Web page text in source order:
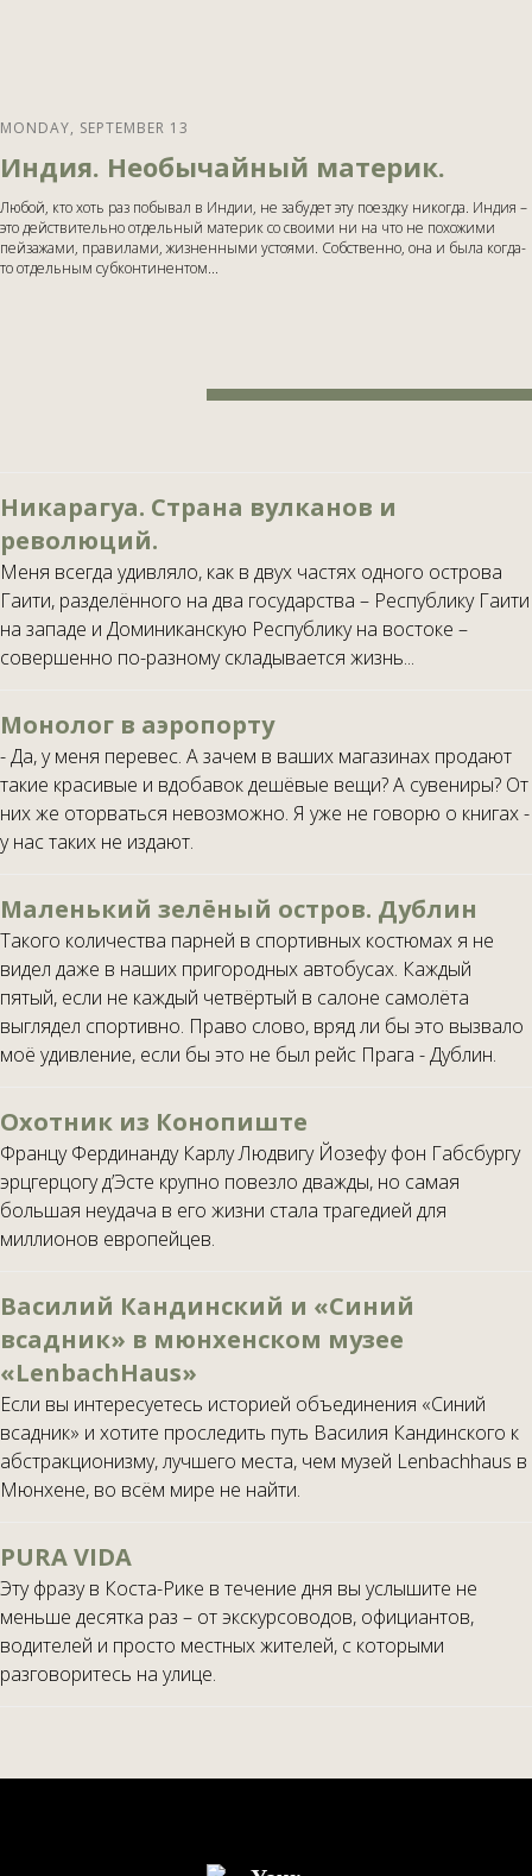
MONDAY, SEPTEMBER 13
Индия. Необычайный материк.
Любой, кто хоть раз побывал в Индии, не забудет эту поездку никогда. Индия –
это действительно отдельный материк со своими ни на что не похожими
пейзажами, правилами, жизненными устоями. Собственно, она и была когда-
то отдельным субконтинентом...
Никарагуа. Страна вулканов и
революций.
Меня всегда удивляло, как в двух частях одного острова
Гаити, разделённого на два государства – Республику Гаити
на западе и Доминиканскую Республику на востоке –
совершенно по-разному складывается жизнь...
Монолог в аэропорту
- Да, у меня перевес. А зачем в ваших магазинах продают
такие красивые и вдобавок дешёвые вещи? А сувениры? От
них же оторваться невозможно. Я уже не говорю о книгах -
у нас таких не издают.
Маленький зелёный остров. Дублин
Такого количества парней в спортивных костюмах я не
видел даже в наших пригородных автобусах. Каждый
пятый, если не каждый четвёртый в салоне самолёта
выглядел спортивно. Право слово, вряд ли бы это вызвало
моё удивление, если бы это не был рейс Прага - Дублин.
Охотник из Конопиште
Францу Фердинанду Карлу Людвигу Йозефу фон Габсбургу
эрцгерцогу д’Эсте крупно повезло дважды, но самая
большая неудача в его жизни стала трагедией для
миллионов европейцев.
Василий Кандинский и «Синий
всадник» в мюнхенском музее
«LenbachHaus»
Если вы интересуетесь историей объединения «Синий
всадник» и хотите проследить путь Василия Кандинского к
абстракционизму, лучшего места, чем музей Lenbachhaus в
Мюнхене, во всём мире не найти.
PURA VIDA
Эту фразу в Коста-Рике в течение дня вы услышите не
меньше десятка раз – от экскурсоводов, официантов,
водителей и просто местных жителей, с которыми
разговоритесь на улице.